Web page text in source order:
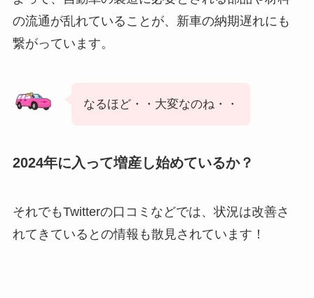
の流通が乱れていることが、新車の納期遅れにも
繋がっています。
なるほど・・大変なのね・・
2024年に入って増産し始めているか？
それでもTwitterの口コミなどでは、状況は改善さ
れてきているとの情報も散見されています！